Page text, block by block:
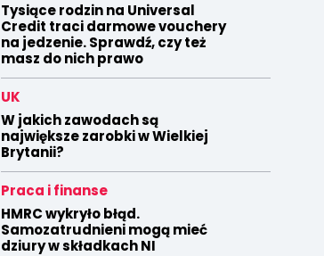
Tysiące rodzin na Universal
Credit traci darmowe vouchery
na jedzenie. Sprawdź, czy też
masz do nich prawo
UK
W jakich zawodach są
największe zarobki w Wielkiej
Brytanii?
Praca i finanse
HMRC wykryło błąd.
Samozatrudnieni mogą mieć
dziury w składkach NI